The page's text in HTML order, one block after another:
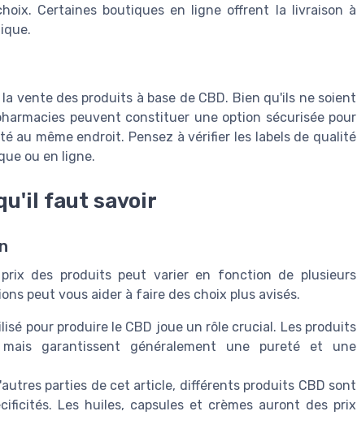
Certaines boutiques en ligne offrent la livraison à
vente des produits à base de CBD. Bien qu'ils ne soient
peuvent constituer une option sécurisée pour
au même endroit. Pensez à vérifier les labels de qualité
ou en ligne.
faut savoir
des produits peut varier en fonction de plusieurs
peut vous aider à faire des choix plus avisés.
pour produire le CBD joue un rôle crucial. Les produits
garantissent généralement une pureté et une
parties de cet article, différents produits CBD sont
Les huiles, capsules et crèmes auront des prix